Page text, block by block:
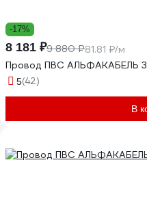
-17%
8 181 ₽9 880 ₽81.81 ₽/м
Провод ПВС АЛЬФАКАБЕЛЬ
5(42)
В